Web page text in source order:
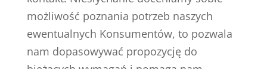
możliwość poznania potrzeb naszych
ewentualnych Konsumentów, to pozwala
nam dopasowywać propozycję do